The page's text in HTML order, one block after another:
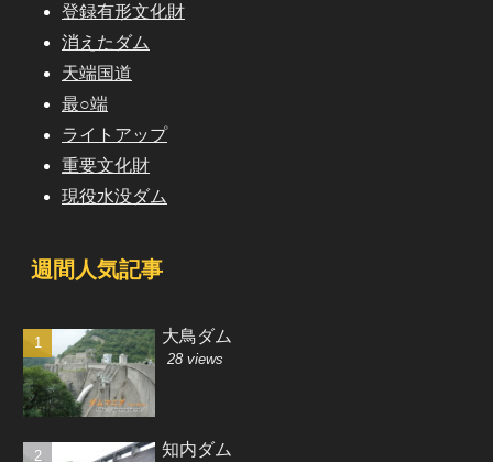
登録有形文化財
消えたダム
天端国道
最○端
ライトアップ
重要文化財
現役水没ダム
週間人気記事
大鳥ダム
28 views
知内ダム